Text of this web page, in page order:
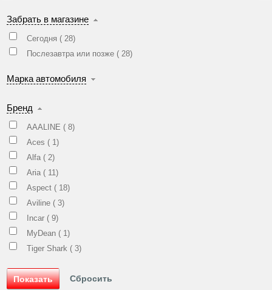
Забрать в магазине
Сегодня ( 28)
Послезавтра или позже ( 28)
Марка автомобиля
Бренд
AAALINE ( 8)
Aces ( 1)
Alfa ( 2)
Aria ( 11)
Aspect ( 18)
Aviline ( 3)
Incar ( 9)
MyDean ( 1)
Tiger Shark ( 3)